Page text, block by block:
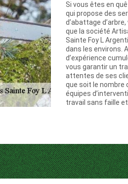
Si vous êtes en
qui propose des
d’abattage
que la société
Sainte Foy L
dans les environs.
d’expérience
vous garantir un
attentes de ses
que soit le nombre
équipes
travail sans faille